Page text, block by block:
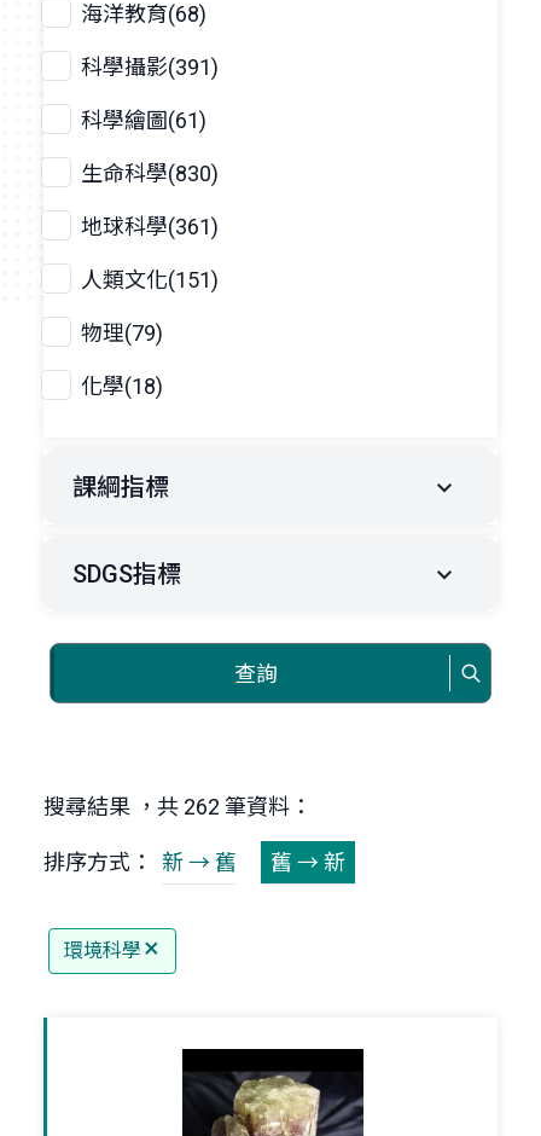
海洋教育(68)
科學攝影(391)
科學繪圖(61)
生命科學(830)
地球科學(361)
人類文化(151)
物理(79)
化學(18)
課綱指標
SDGS指標
查詢
搜尋結果 ，共 262 筆資料：
排序方式： 新 → 舊 舊 → 新
環境科學